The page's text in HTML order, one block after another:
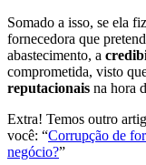
Somado a isso, se ela
fornecedora que
abastecimento, a
comprometida, visto
reputacionais na hora
Extra! Temos outro
você: “Corrupção de
negócio?”